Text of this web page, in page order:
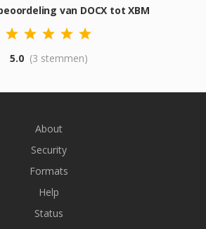
van DOCX tot XBM
5.0 (3 stemmen)
About
Security
Formats
Help
Status